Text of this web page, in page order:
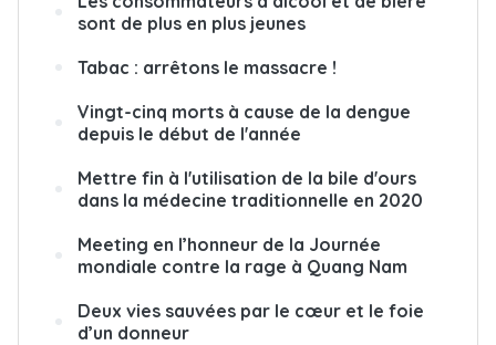
sont de plus en plus jeunes
Tabac : arrêtons le massacre !
Vingt-cinq morts à cause de la dengue
depuis le début de l'année
Mettre fin à l'utilisation de la bile d'ours
dans la médecine traditionnelle en 2020
Meeting en l’honneur de la Journée
mondiale contre la rage à Quang Nam
Deux vies sauvées par le cœur et le foie
d’un donneur